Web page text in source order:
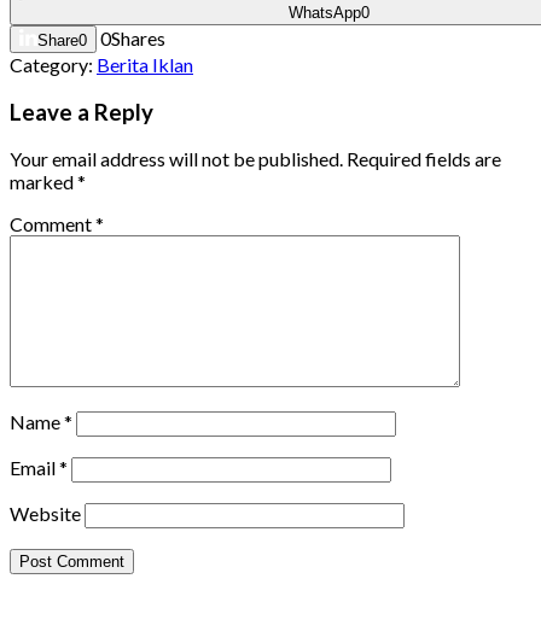
WhatsApp0
Share0 0Shares
Category: Berita Iklan
Leave a Reply
Your email address will not be published. Required fields are
marked*
Comment*
Name*
Email*
Website